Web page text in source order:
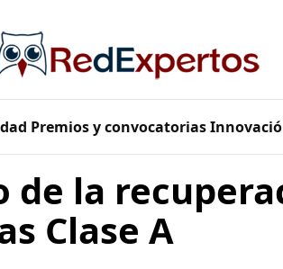
Premios y convocatorias
de la
Clase A